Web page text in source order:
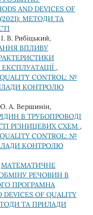
AND DEVICES OF
(2021): МЕТОДИ ТА
В. Рибіцький,
ВПЛИВУ
,
CONTROL: №
КОНТРОЛЮ
А. Вершинін,
В ТРУБОПРОВОДІ
РІЗНИЦЕВИХ СХЕМ ,
CONTROL: №
КОНТРОЛЮ
МАТЕМАТИЧНЕ
РЕЧОВИН В
ПРОГРАМНА
DEVICES OF QUALITY
ТА ПРИЛАДИ